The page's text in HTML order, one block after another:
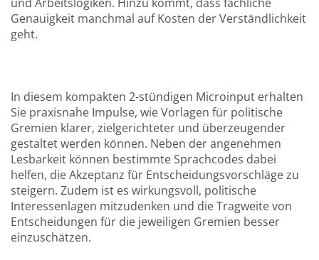
Genauigkeit manchmal auf Kosten der Verständlichkeit
geht.
In diesem kompakten 2-stündigen Microinput erhalten
Sie praxisnahe Impulse, wie Vorlagen für politische
Gremien klarer, zielgerichteter und überzeugender
gestaltet werden können. Neben der angenehmen
Lesbarkeit können bestimmte Sprachcodes dabei
helfen, die Akzeptanz für Entscheidungsvorschläge zu
steigern. Zudem ist es wirkungsvoll, politische
Interessenlagen mitzudenken und die Tragweite von
Entscheidungen für die jeweiligen Gremien besser
einzuschätzen.